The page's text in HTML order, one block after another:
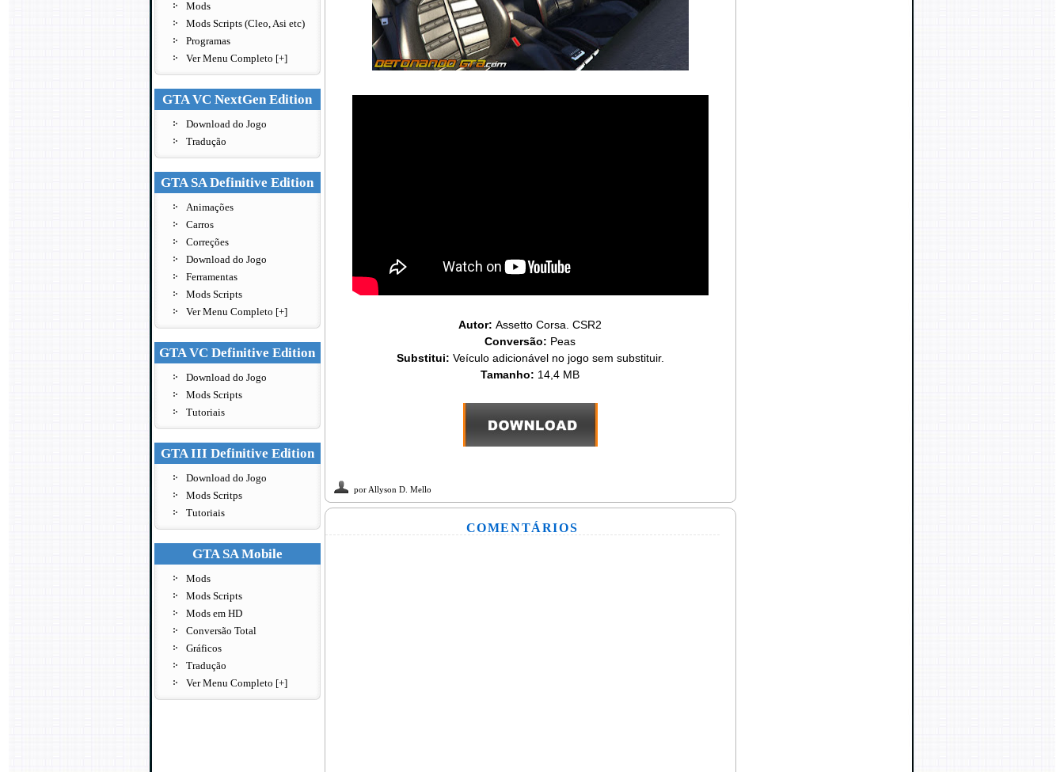
Mods
Mods Scripts (Cleo, Asi etc)
Programas
Ver Menu Completo [+]
GTA VC NextGen Edition
Download do Jogo
Tradução
GTA SA Definitive Edition
Animações
Carros
Correções
Download do Jogo
Ferramentas
Mods Scripts
Ver Menu Completo [+]
GTA VC Definitive Edition
Download do Jogo
Mods Scripts
Tutoriais
GTA III Definitive Edition
Download do Jogo
Mods Scritps
Tutoriais
GTA SA Mobile
Mods
Mods Scripts
Mods em HD
Conversão Total
Gráficos
Tradução
Ver Menu Completo [+]
Autor: Assetto Corsa. CSR2
Conversão: Peas
Substitui: Veículo adicionável no jogo sem substituir.
Tamanho: 14,4 MB
por Allyson D. Mello
COMENTÁRIOS